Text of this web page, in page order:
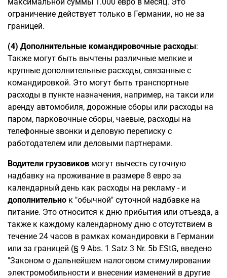
ограничение действует только в Германии, но не за
границей.
(4) Дополнительные командировочные расходы:
Также могут быть вычтены различные мелкие и
крупные дополнительные расходы, связанные с
командировкой. Это могут быть транспортные
расходы в пункте назначения, например, на такси или
аренду автомобиля, дорожные сборы или расходы на
паром, парковочные сборы, чаевые, расходы на
телефонные звонки и деловую переписку с
работодателем или деловыми партнерами.
Водители грузовиков могут вычесть суточную
надбавку на проживание в размере 8 евро за
календарный день как расходы на рекламу - и
дополнительно к "обычной" суточной надбавке на
питание. Это относится к дню прибытия или отъезда, а
также к каждому календарному дню с отсутствием в
течение 24 часов в рамках командировки в Германии
или за границей (§ 9 Abs. 1 Satz 3 Nr. 5b EStG, введено
"Законом о дальнейшем налоговом стимулировании
электромобильности и внесении изменений в другие